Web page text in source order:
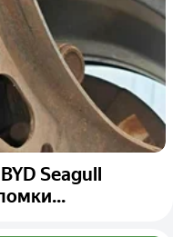
Seagull